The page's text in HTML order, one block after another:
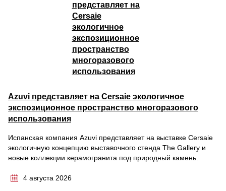
Azuvi представляет на Cersaie экологичное
экспозиционное пространство многоразового
использования
Испанская компания Azuvi представляет на выставке Cersaie
экологичную концепцию выставочного стенда The Gallery и
новые коллекции керамогранита под природный камень.
4 августа 2026